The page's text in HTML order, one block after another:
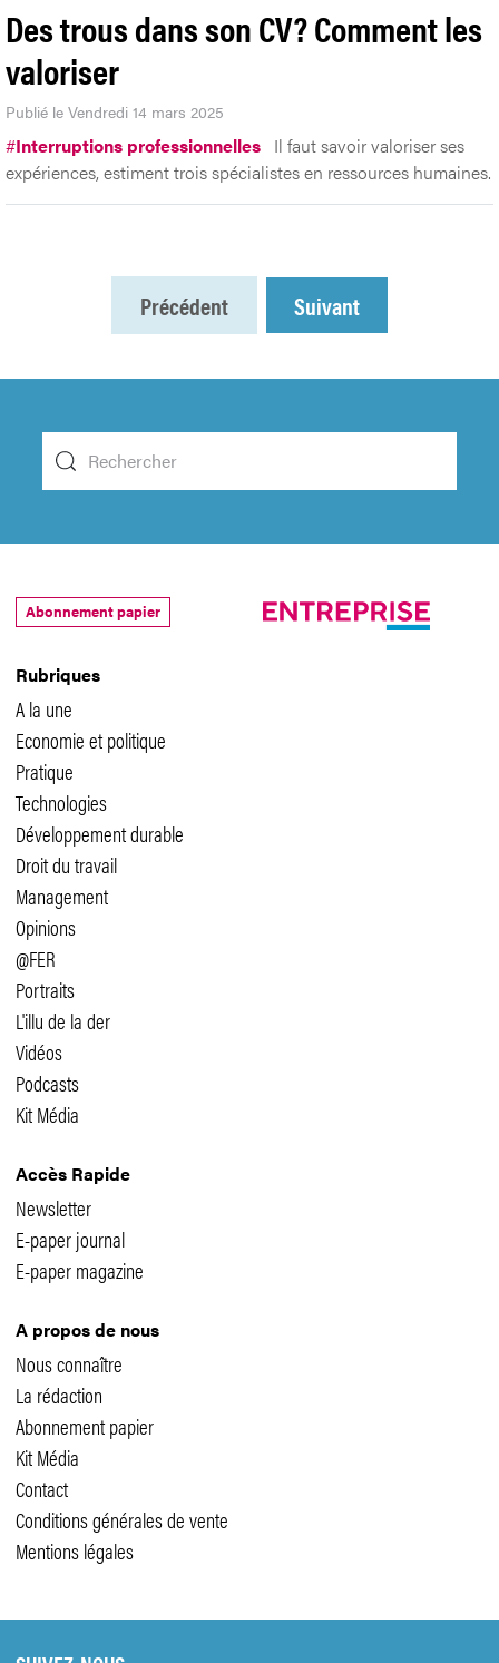
Des trous dans son CV? Comment les
valoriser
Publié le Vendredi 14 mars 2025
#Interruptions professionnelles Il faut savoir valoriser ses
expériences, estiment trois spécialistes en ressources humaines.
Précédent Suivant
Rubriques
A la une
Economie et politique
Pratique
Technologies
Développement durable
Droit du travail
Management
Opinions
@FER
Portraits
L'illu de la der
Vidéos
Podcasts
Kit Média
Accès Rapide
Newsletter
E-paper journal
E-paper magazine
A propos de nous
Nous connaître
La rédaction
Abonnement papier
Kit Média
Contact
Conditions générales de vente
Mentions légales
Abonnement papier